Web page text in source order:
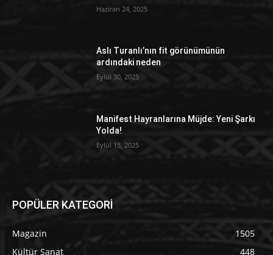
Haziran 24, 2025
Aslı Turanlı’nın fit görünümünün
ardındaki neden
Eylül 30, 2025
Manifest Hayranlarına Müjde: Yeni Şarkı
Yolda!
Eylül 15, 2025
POPÜLER KATEGORİ
Magazin
1505
Kültür Sanat
448